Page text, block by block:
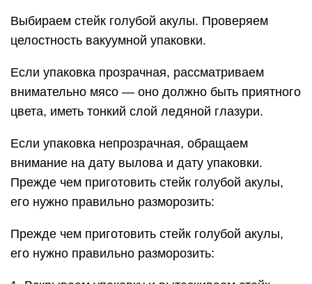
Выбираем стейк голубой акулы. Проверяем
целостность вакуумной упаковки.
Если упаковка прозрачная, рассматриваем
внимательно мясо — оно должно быть приятного
цвета, иметь тонкий слой ледяной глазури.
Если упаковка непрозрачная, обращаем
внимание на дату вылова и дату упаковки.
Прежде чем приготовить стейк голубой акулы,
его нужно правильно разморозить:
Прежде чем приготовить стейк голубой акулы,
его нужно правильно разморозить: